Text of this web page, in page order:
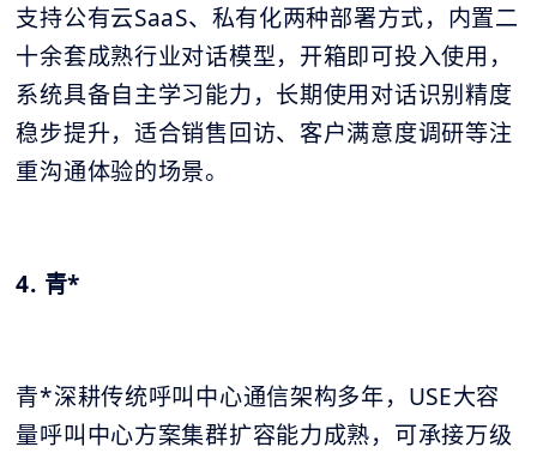
支持公有云SaaS、私有化两种部署方式，内置二
十余套成熟行业对话模型，开箱即可投入使用，
系统具备自主学习能力，长期使用对话识别精度
稳步提升，适合销售回访、客户满意度调研等注
重沟通体验的场景。
4. 青*
青*深耕传统呼叫中心通信架构多年，USE大容
量呼叫中心方案集群扩容能力成熟，可承接万级